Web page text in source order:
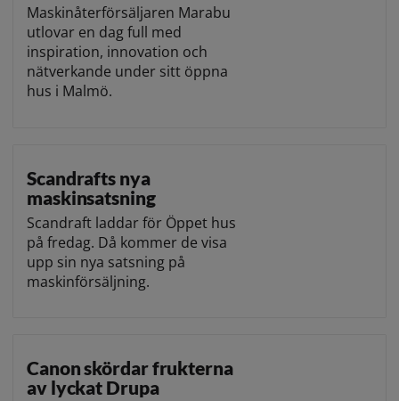
Maskinåterförsäljaren Marabu
utlovar en dag full med
inspiration, innovation och
nätverkande under sitt öppna
hus i Malmö.
Scandrafts nya
maskinsatsning
Scandraft laddar för Öppet hus
på fredag. Då kommer de visa
upp sin nya satsning på
maskinförsäljning.
Canon skördar frukterna
av lyckat Drupa